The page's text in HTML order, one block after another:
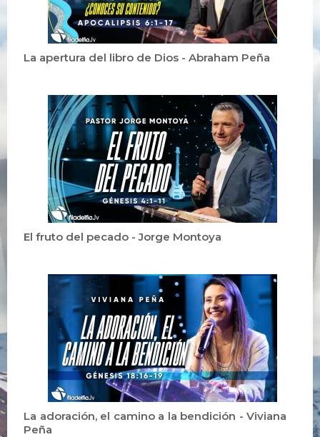
La apertura del libro de Dios - Abraham Peña
El fruto del pecado - Jorge Montoya
La adoración, el camino a la bendición - Viviana
Peña